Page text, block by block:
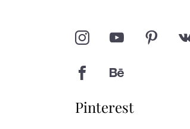
Pinterest